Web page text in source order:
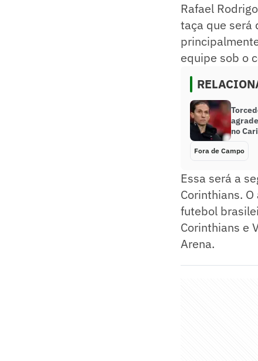
Rafael
taça que será
equipe sob o
no
Fora de Campo
Essa será a
Corinthians.
futebol
Corinthians e
Arena.